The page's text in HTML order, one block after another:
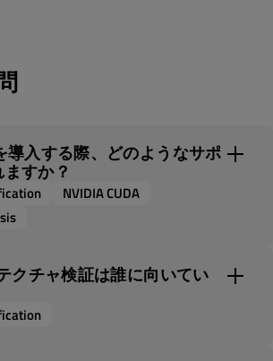
導入する際、どのようなサポ
すか？
NVIDIA CUDA
クチャ検証は誰に向いてい